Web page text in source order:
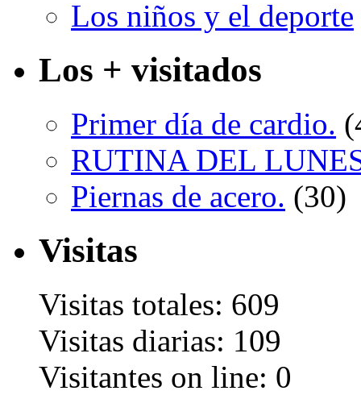
Los niños y el deporte
Los + visitados
Primer día de cardio.
RUTINA DEL
Piernas de acero. (30)
Visitas
Visitas totales: 609
Visitas diarias: 109
Visitantes on line: 0